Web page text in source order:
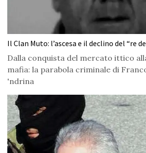
Il Clan Muto: l’ascesa e il declino del “re
Dalla conquista del mercato ittico
mafia: la parabola criminale di
'ndrina